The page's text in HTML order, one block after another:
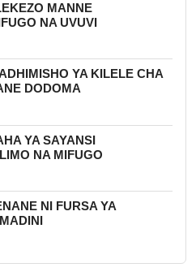
MANNE
NA UVUVI
YA KILELE CHA
DODOMA
YA SAYANSI
NA MIFUGO
NI FURSA YA